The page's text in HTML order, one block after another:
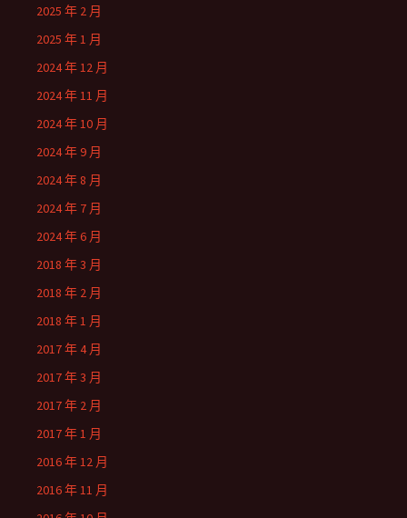
2025 年 2 月
2025 年 1 月
2024 年 12 月
2024 年 11 月
2024 年 10 月
2024 年 9 月
2024 年 8 月
2024 年 7 月
2024 年 6 月
2018 年 3 月
2018 年 2 月
2018 年 1 月
2017 年 4 月
2017 年 3 月
2017 年 2 月
2017 年 1 月
2016 年 12 月
2016 年 11 月